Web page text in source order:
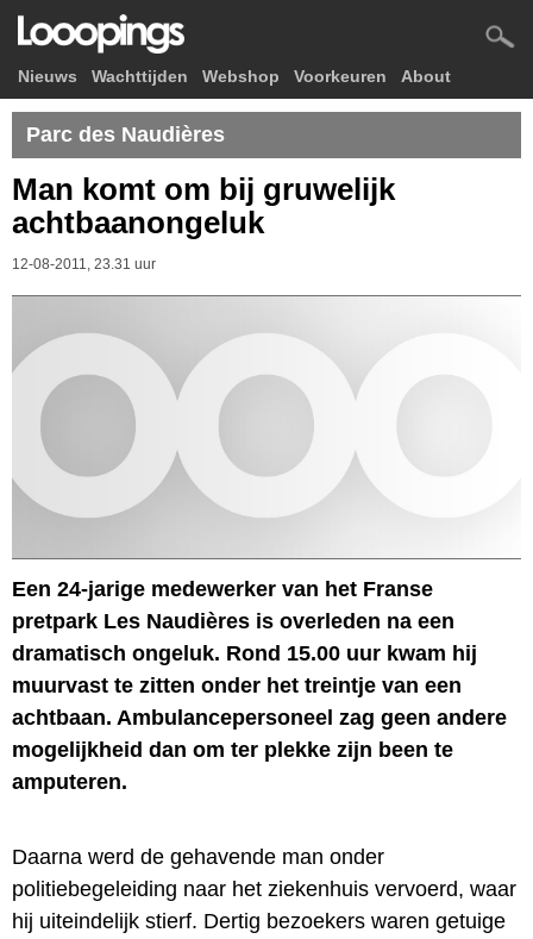
Nieuws Wachttijden Webshop Voorkeuren About
Parc des Naudières
Man komt om bij gruwelijk
achtbaanongeluk
12-08-2011, 23.31 uur
Een 24-jarige medewerker van het Franse
pretpark Les Naudières is overleden na een
dramatisch ongeluk. Rond 15.00 uur kwam hij
muurvast te zitten onder het treintje van een
achtbaan. Ambulancepersoneel zag geen andere
mogelijkheid dan om ter plekke zijn been te
amputeren.
Daarna werd de gehavende man onder
politiebegeleiding naar het ziekenhuis vervoerd, waar
hij uiteindelijk stierf. Dertig bezoekers waren getuige